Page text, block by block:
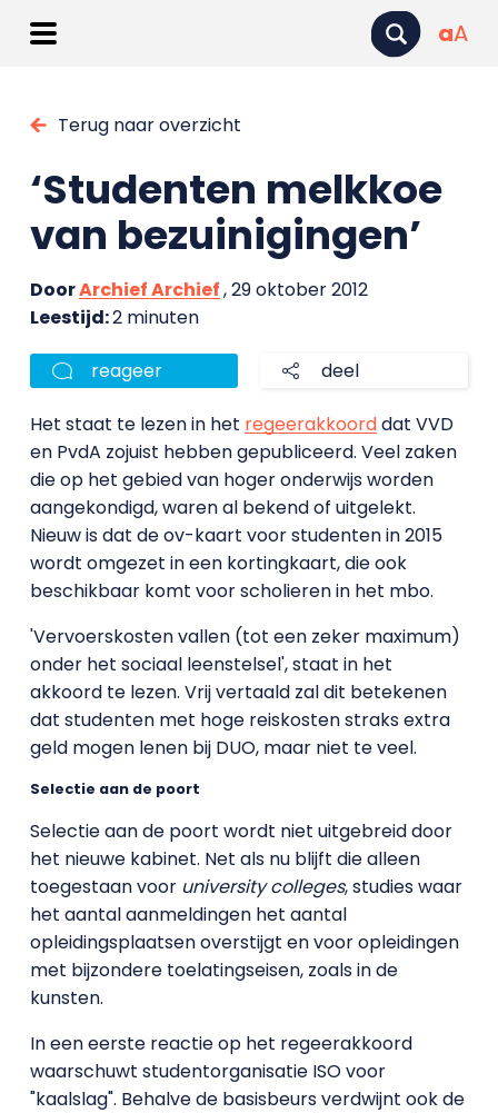
aA
Terug naar overzicht
‘Studenten melkkoe
van bezuinigingen’
DoorArchief Archief, 29 oktober 2012
Leestijd:2 minuten
reageer deel
Het staat te lezen in het regeerakkoorddat VVD
en PvdA zojuist hebben gepubliceerd. Veel zaken
die op het gebied van hoger onderwijs worden
aangekondigd, waren al bekend of uitgelekt.
Nieuw is dat de ov-kaart voor studenten in 2015
wordt omgezet in een kortingkaart, die ook
beschikbaar komt voor scholieren in het mbo.
'Vervoerskosten vallen (tot een zeker maximum)
onder het sociaal leenstelsel', staat in het
akkoord te lezen. Vrij vertaald zal dit betekenen
dat studenten met hoge reiskosten straks extra
geld mogen lenen bij DUO, maar niet te veel.
Selectie aan de poort
Selectie aan de poort wordt niet uitgebreid door
het nieuwe kabinet. Net als nu blijft die alleen
toegestaan voor university colleges, studies waar
het aantal aanmeldingen het aantal
opleidingsplaatsen overstijgt en voor opleidingen
met bijzondere toelatingseisen, zoals in de
kunsten.
In een eerste reactie op het regeerakkoord
waarschuwt studentorganisatie ISO voor
"kaalslag". Behalve de basisbeurs verdwijnt ook de